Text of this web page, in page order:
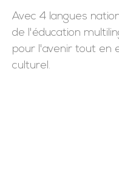
Avec 4 langues
de l'éducation
pour l'avenir tout en
culturel.